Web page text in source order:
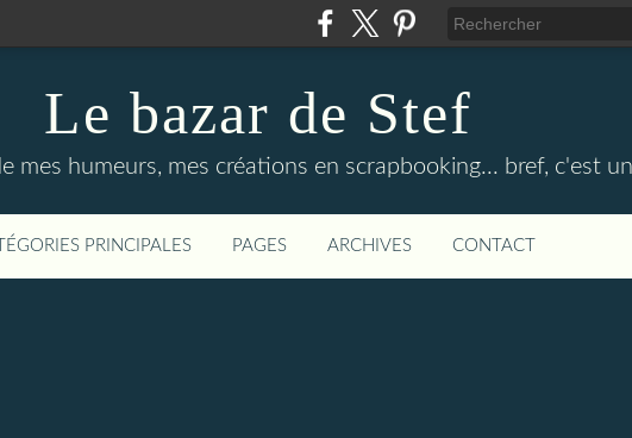
Le bazar de Stef
mes humeurs, mes créations en scrapbooking... bref, c'est
PRINCIPALES PAGES ARCHIVES CONTACT